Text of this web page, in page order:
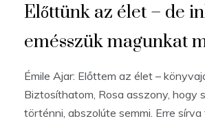
Előttünk az élet – de
emésszük magunkat
Émile Ajar: Előttem az élet –
Biztosíthatom, Rosa asszony, hogy
történni, abszolúte semmi. Erre sírva